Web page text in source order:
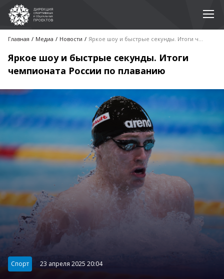
Главная Медиа Новости Яркое шоу и быстрые секунды. Итоги чемпионата России по плаванию
Яркое шоу и быстрые секунды. Итоги
чемпионата России по плаванию
Категория:
Спорт 23 апреля 2025 20:04